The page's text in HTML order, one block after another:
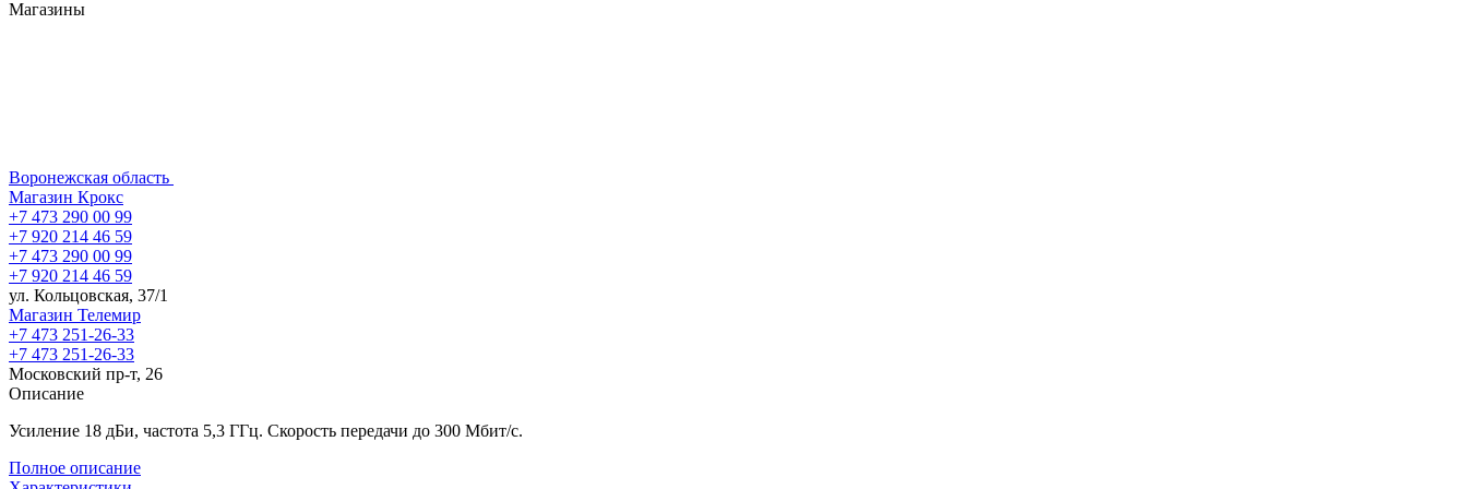
Магазины
Воронежская область
Магазин Крокс
+7 473 290 00 99
+7 920 214 46 59
+7 473 290 00 99
+7 920 214 46 59
ул. Кольцовская, 37/1
Магазин Телемир
+7 473 251-26-33
+7 473 251-26-33
Московский пр-т, 26
Описание
Усиление 18 дБи, частота 5,3 ГГц. Скорость передачи до 300 Мбит/с.
Полное описание